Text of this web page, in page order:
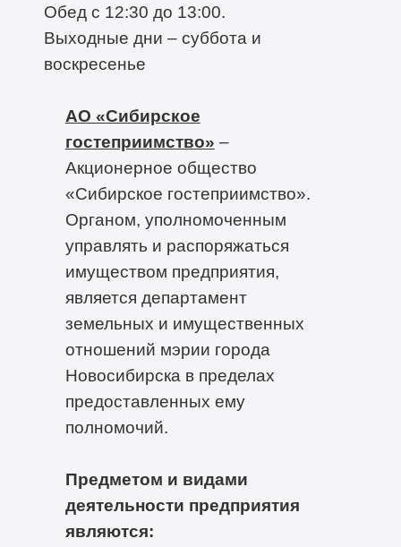
Обед с 12:30 до 13:00.
Выходные дни – суббота и
воскресенье
АО «Сибирское
гостеприимство» –
Акционерное общество
«Сибирское гостеприимство».
Органом, уполномоченным
управлять и распоряжаться
имуществом предприятия,
является департамент
земельных и имущественных
отношений мэрии города
Новосибирска в пределах
предоставленных ему
полномочий.
Предметом и видами
деятельности предприятия
являются: